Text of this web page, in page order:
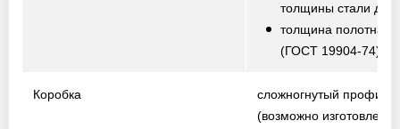
толщины стали до
толщина полотна
(ГОСТ 19904-74)
Коробка
сложногнутый профиль
(возможно